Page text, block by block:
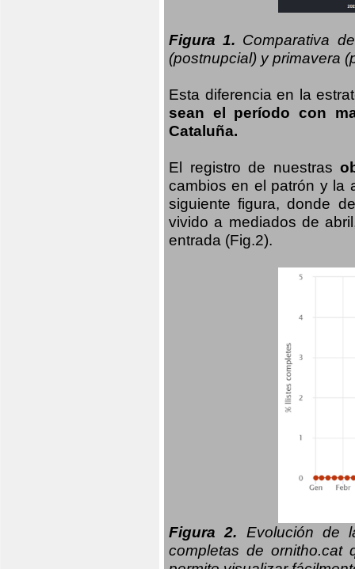
Figura 1. Comparativa
(postnupcial) y primavera
Esta diferencia en la
sean el período con
Cataluña.
El registro de nuestras
cambios en el patrón y la
siguiente figura, donde
vivido a mediados de
entrada (Fig.2).
Figura 2. Evolución de
completas de